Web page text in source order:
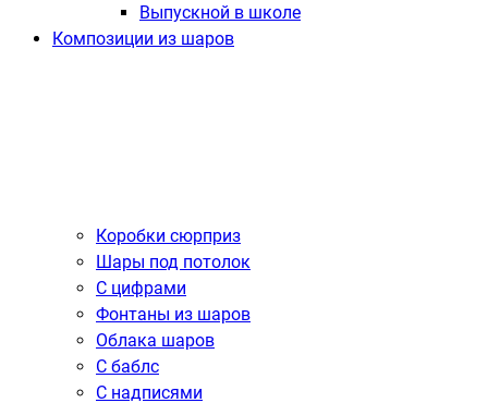
Выпускной в школе
Композиции из шаров
Коробки сюрприз
Шары под потолок
С цифрами
Фонтаны из шаров
Облака шаров
С баблс
С надписями